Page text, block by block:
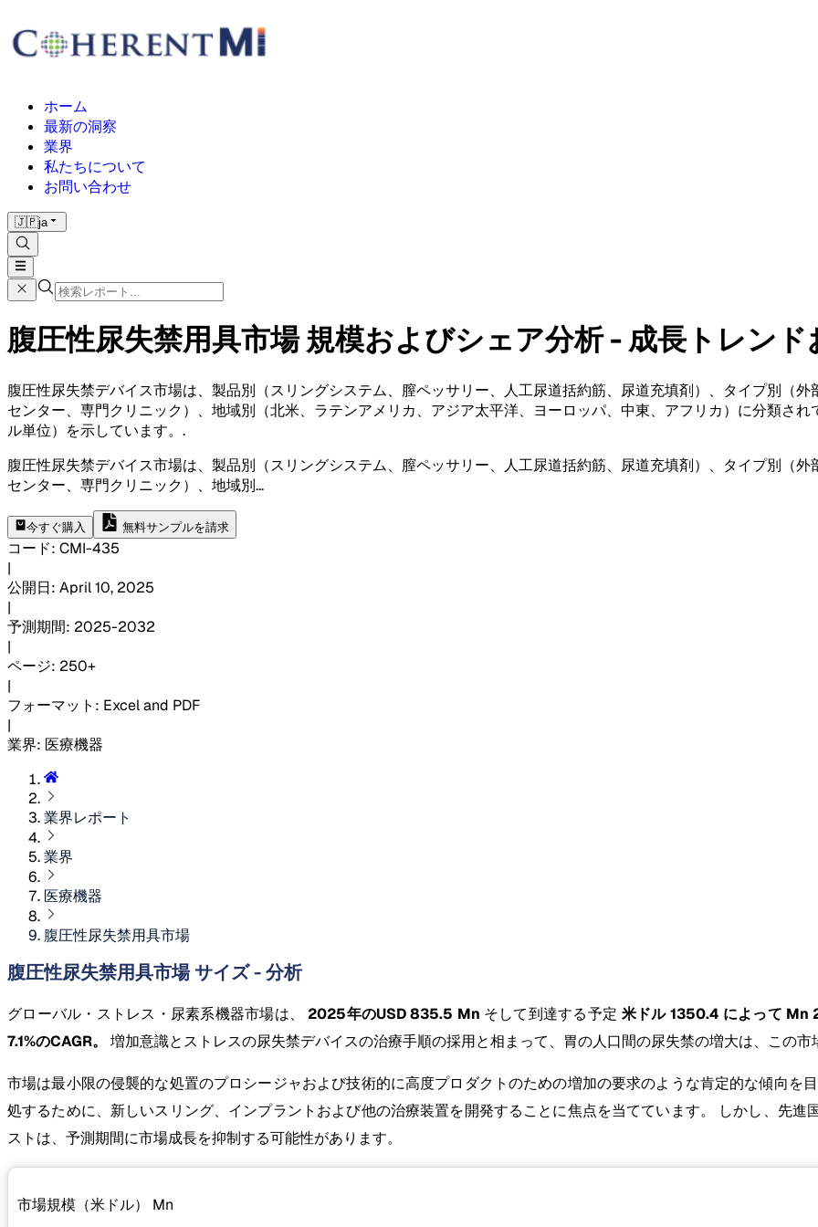
ホーム
最新の洞察
業界
私たちについて
お問い合わせ
🇯🇵ja
腹圧性尿失禁用具市場 規模およびシェア分析 - 成長トレン
腹圧性尿失禁デバイス市場は、製品別（スリングシステム、膣ペッサリー、人工尿道括約筋、尿道充填剤）、タイプ別（
センター、専門クリニック）、地域別（北米、ラテンアメリカ、アジア太平洋、ヨーロッパ、中東、アフリカ）に分類さ
ル単位）を示しています。 .
腹圧性尿失禁デバイス市場は、製品別（スリングシステム、膣ペッサリー、人工尿道括約筋、尿道充填剤）、タイプ別（
センター、専門クリニック）、地域別...
今すぐ購入 無料サンプルを請求
コード: CMI-435
|
公開日: April 10, 2025
|
予測期間: 2025-2032
|
ページ: 250+
|
フォーマット : Excel and PDF
|
業界: 医療機器
業界レポート
業界
医療機器
腹圧性尿失禁用具市場
腹圧性尿失禁用具市場 サイズ - 分析
グローバル・ストレス・尿素系機器市場は、 2025年のUSD 835.5 Mn そして到達する予定 米ドル 1350.4 によって Mn
7.1%のCAGR。
増加意識とストレスの尿失禁デバイスの治療手順の採用と相まって、胃の人口間の尿失禁の増大は、この
市場は最小限の侵襲的な処置のプロシージャおよび技術的に高度プロダクトのための増加の要求のような肯定的な傾向を
処するために、新しいスリング、インプラントおよび他の治療装置を開発することに焦点を当てています。 しかし、先
ストは、予測期間に市場成長を抑制する可能性があります。
市場規模（米ドル） Mn